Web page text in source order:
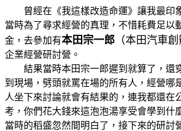
曾經在《我這樣改造命運》讓我最印
當時為了尋求經營的真理，不惜耗費足以
金，去參加有本田宗一郎 （本田汽車創
企業經營研討營。
結果當時本田宗一郎遲到就算了，還
到現場，劈頭就罵在場的所有人，經營哪
人坐下來討論就會有結果的，連我都還在
考，你們花大錢來這泡泡湯享受會學到什
當時的稻盛忽然間明白了，接下來的研討